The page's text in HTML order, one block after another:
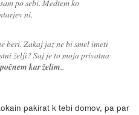
po sebi. Medtem ko
ni.
beri. Zakaj jaz ne bi smel imeti
želji? Saj je to moja privatna
kar želim..
pakirat k tebi domov, pa par